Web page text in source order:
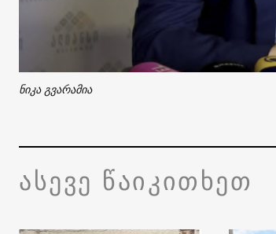
ნიკა გვარამია
ასევე წაიკითხეთ